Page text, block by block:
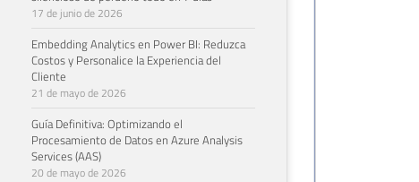
17 de junio de 2026
Embedding Analytics en Power BI: Reduzca
Costos y Personalice la Experiencia del
Cliente
21 de mayo de 2026
Guía Definitiva: Optimizando el
Procesamiento de Datos en Azure Analysis
Services (AAS)
20 de mayo de 2026